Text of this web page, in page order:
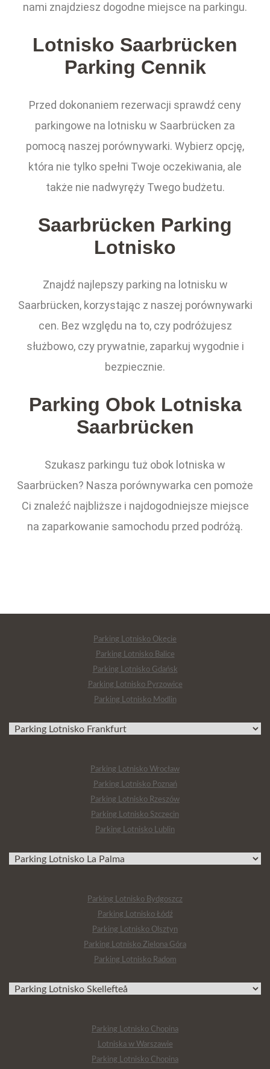
nami znajdziesz dogodne miejsce na parkingu.
Lotnisko Saarbrücken
Parking Cennik
Przed dokonaniem rezerwacji sprawdź ceny
parkingowe na lotnisku w Saarbrücken za
pomocą naszej porównywarki. Wybierz opcję,
która nie tylko spełni Twoje oczekiwania, ale
także nie nadwyręży Twego budżetu.
Saarbrücken Parking
Lotnisko
Znajdź najlepszy parking na lotnisku w
Saarbrücken, korzystając z naszej porównywarki
cen. Bez względu na to, czy podróżujesz
służbowo, czy prywatnie, zaparkuj wygodnie i
bezpiecznie.
Parking Obok Lotniska
Saarbrücken
Szukasz parkingu tuż obok lotniska w
Saarbrücken? Nasza porównywarka cen pomoże
Ci znaleźć najbliższe i najdogodniejsze miejsce
na zaparkowanie samochodu przed podróżą.
Parking Lotnisko Okęcie
Parking Lotnisko Balice
Parking Lotnisko Gdańsk
Parking Lotnisko Pyrzowice
Parking Lotnisko Modlin
Parking Lotnisko Wrocław
Parking Lotnisko Poznań
Parking Lotnisko Rzeszów
Parking Lotnisko Szczecin
Parking Lotnisko Lublin
Parking Lotnisko Bydgoszcz
Parking Lotnisko Łódź
Parking Lotnisko Olsztyn
Parking Lotnisko Zielona Góra
Parking Lotnisko Radom
Parking Lotnisko Chopina
Lotniska w Warszawie
Parking Lotnisko Chopina